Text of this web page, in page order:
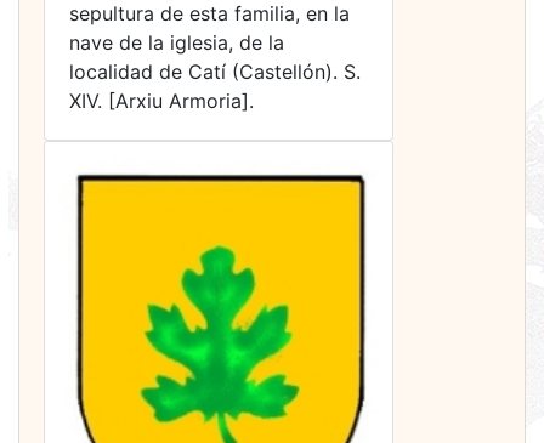
sepultura de esta familia, en la
nave de la iglesia, de la
localidad de Catí (Castellón). S.
XIV. [Arxiu Armoria].